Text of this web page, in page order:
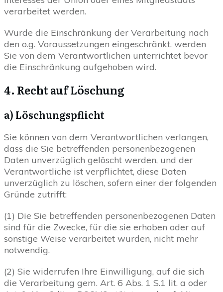
verarbeitet werden.
Wurde die Einschränkung der Verarbeitung nach
den o.g. Voraussetzungen eingeschränkt, werden
Sie von dem Verantwortlichen unterrichtet bevor
die Einschränkung aufgehoben wird.
4. Recht auf Löschung
a) Löschungspflicht
Sie können von dem Verantwortlichen verlangen,
dass die Sie betreffenden personenbezogenen
Daten unverzüglich gelöscht werden, und der
Verantwortliche ist verpflichtet, diese Daten
unverzüglich zu löschen, sofern einer der folgenden
Gründe zutrifft:
(1) Die Sie betreffenden personenbezogenen Daten
sind für die Zwecke, für die sie erhoben oder auf
sonstige Weise verarbeitet wurden, nicht mehr
notwendig.
(2) Sie widerrufen Ihre Einwilligung, auf die sich
die Verarbeitung gem. Art. 6 Abs. 1 S.1 lit. a oder